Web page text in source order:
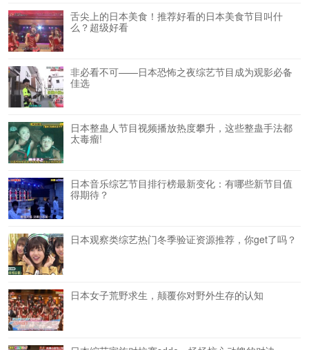
舌尖上的日本美食！推荐好看的日本美食节目叫什
么？超级好看
非必看不可——日本恐怖之夜综艺节目成为观影必备
佳选
日本整蛊人节目视频播放热度攀升，这些整蛊手法都
太毒瘤!
日本音乐综艺节目排行榜最新变化：有哪些新节目值
得期待？
日本观察类综艺热门冬季验证资源推荐，你get了吗？
日本女子荒野求生，颠覆你对野外生存的认知